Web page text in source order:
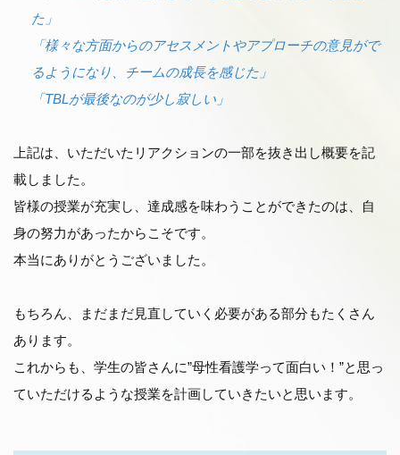
た」
「様々な方面からのアセスメントやアプローチの意見がで
るようになり、チームの成長を感じた」
「TBLが最後なのが少し寂しい」
上記は、いただいたリアクションの一部を抜き出し概要を記
載しました。
皆様の授業が充実し、達成感を味わうことができたのは、自
身の努力があったからこそです。
本当にありがとうございました。
もちろん、まだまだ見直していく必要がある部分もたくさん
あります。
これからも、学生の皆さんに”母性看護学って面白い！”と思っ
ていただけるような授業を計画していきたいと思います。